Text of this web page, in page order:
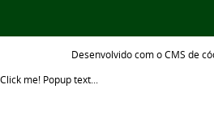
Desenvolvido com o CMS de
Click me! Popup text...